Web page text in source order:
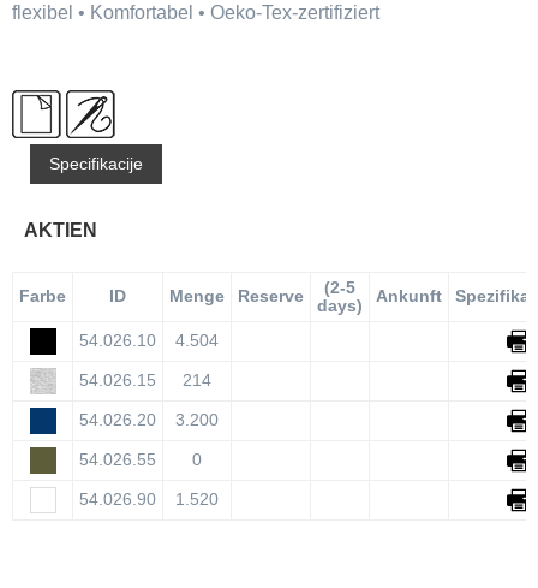
flexibel • Komfortabel • Oeko-Tex-zertifiziert
Specifikacije
AKTIEN
Farbe ID Menge Reserve
(2-5
days)
Ankunft
54.026.10 4.504
54.026.15 214
54.026.20 3.200
54.026.55 0
54.026.90 1.520